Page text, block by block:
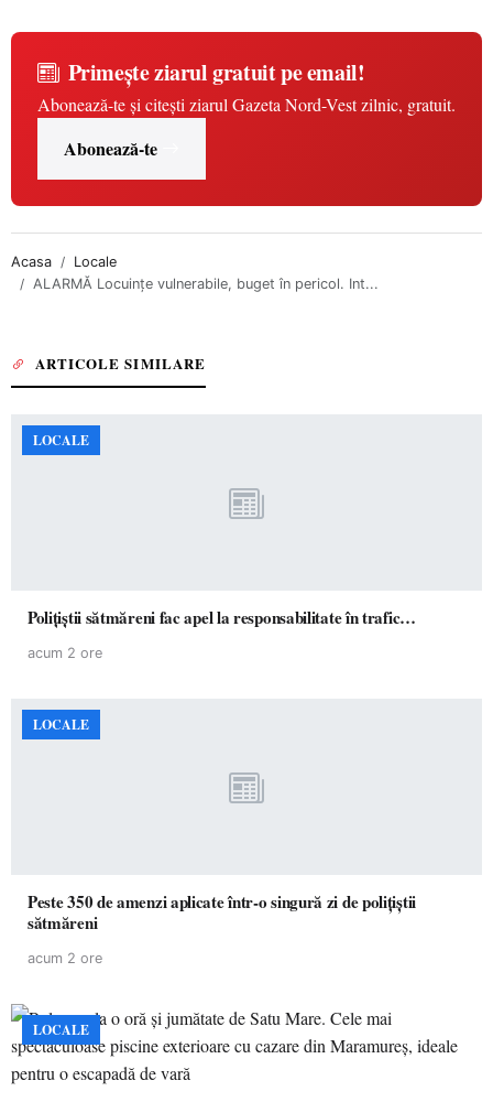
Primește ziarul gratuit pe email!
Abonează-te și citești ziarul Gazeta Nord-Vest zilnic, gratuit.
Abonează-te
Acasa
Locale
ALARMĂ Locuințe vulnerabile, buget în pericol. Int...
ARTICOLE SIMILARE
LOCALE
Polițiștii sătmăreni fac apel la responsabilitate în trafic…
acum 2 ore
LOCALE
Peste 350 de amenzi aplicate într-o singură zi de polițiștii
sătmăreni
acum 2 ore
LOCALE